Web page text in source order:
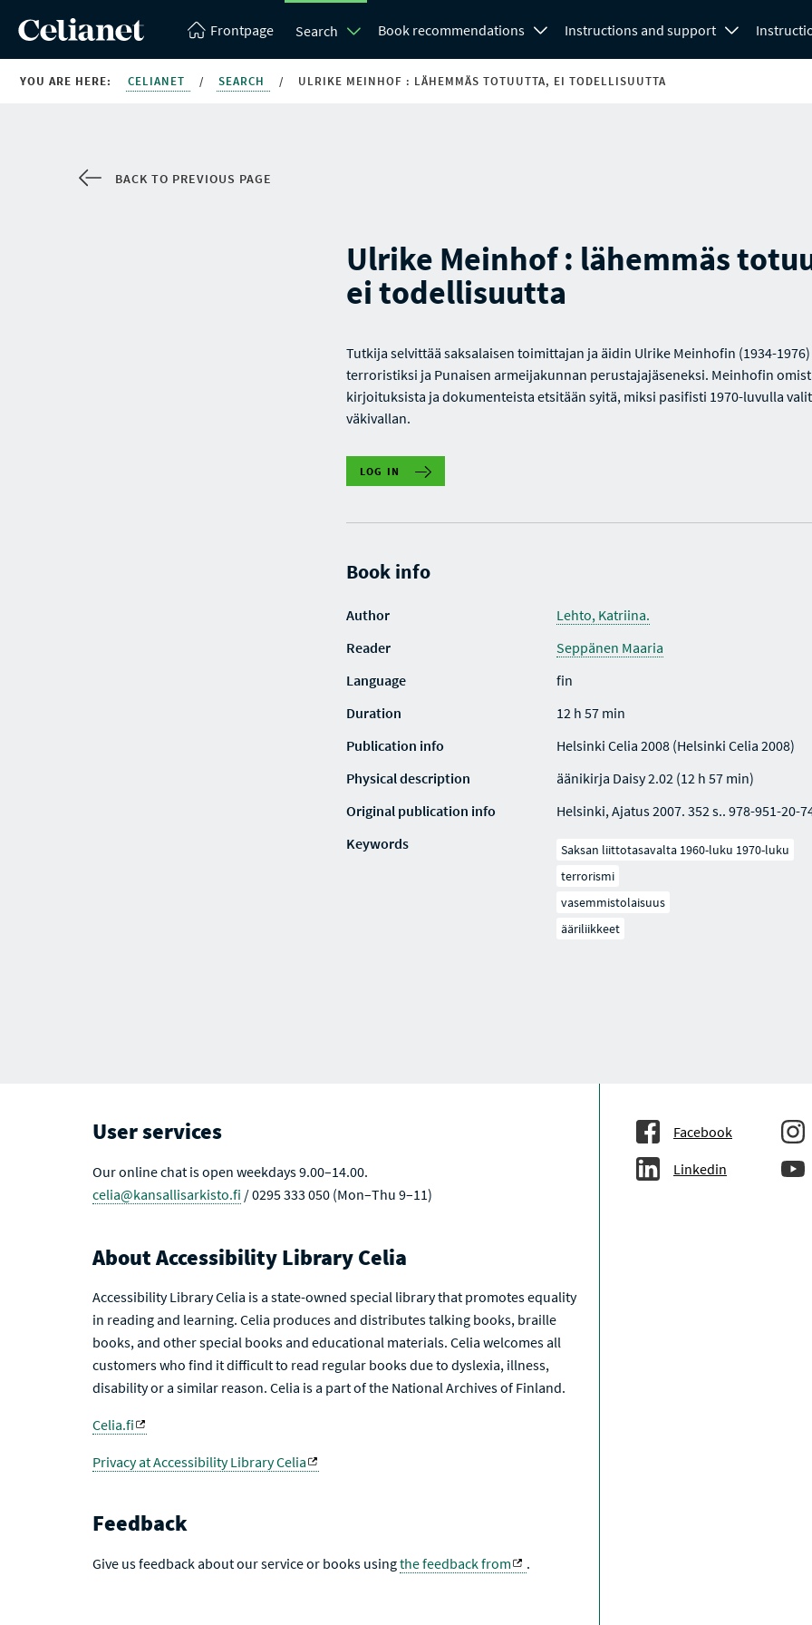
Frontpage Search Book recommendations Instructions and support
YOU ARE HERE: CELIANET / SEARCH / ULRIKE MEINHOF : LÄHEMMÄS TOTUUTTA, EI TODELLISUUTTA
BACK TO PREVIOUS PAGE
Ulrike Meinhof : lähemmäs
ei todellisuutta
Tutkija selvittää saksalaisen toimittajan ja äidin Ulrike Meinhofin (1934-
terroristiksi ja Punaisen armeijakunnan perustajajäseneksi. Meinhofin
kirjoituksista ja dokumenteista etsitään syitä, miksi pasifisti 1970-luvulla
väkivallan.
LOG IN
Book info
Author
Lehto, Katriina.
Reader
Seppänen Maaria
Language
fin
Duration
12 h 57 min
Publication info
Helsinki Celia 2008 (Helsinki Celia 2008)
Physical description
äänikirja Daisy 2.02 (12 h 57 min)
Original publication info
Helsinki, Ajatus 2007. 352 s.. 978-951-20-
Keywords
Saksan liittotasavalta 1960-luku 1970-luku
terrorismi
vasemmistolaisuus
ääriliikkeet
User services
Our online chat is open weekdays 9.00–14.00.
celia@kansallisarkisto.fi / 0295 333 050 (Mon–Thu 9–11)
About Accessibility Library Celia
Accessibility Library Celia is a state-owned special library that promotes equality
in reading and learning. Celia produces and distributes talking books, braille
books, and other special books and educational materials. Celia welcomes all
customers who find it difficult to read regular books due to dyslexia, illness,
disability or a similar reason. Celia is a part of the National Archives of Finland.
Celia.fi
Privacy at Accessibility Library Celia
Feedback
Give us feedback about our service or books usingthe feedback from .
Facebook
Linkedin